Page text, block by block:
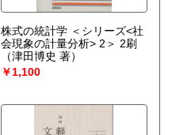
株式の統計学 ＜シリーズ<社
会現象の計量分析> 2＞ 2刷
（津田博史 著）
￥1,100